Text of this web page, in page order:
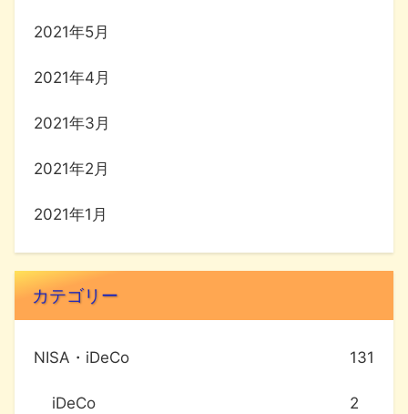
2021年5月
2021年4月
2021年3月
2021年2月
2021年1月
カテゴリー
NISA・iDeCo 131
iDeCo 2